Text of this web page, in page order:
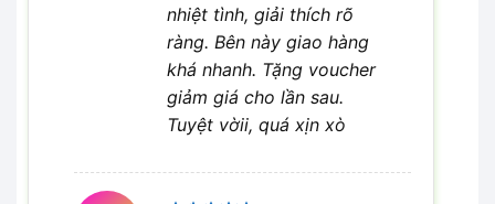
nhiệt tình, giải thích rõ
ràng. Bên này giao hàng
khá nhanh. Tặng voucher
giảm giá cho lần sau.
Tuyệt vờii, quá xịn xò